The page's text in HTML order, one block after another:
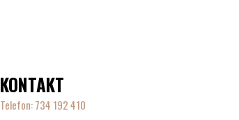
KONTAKT
Telefon:734 192 410